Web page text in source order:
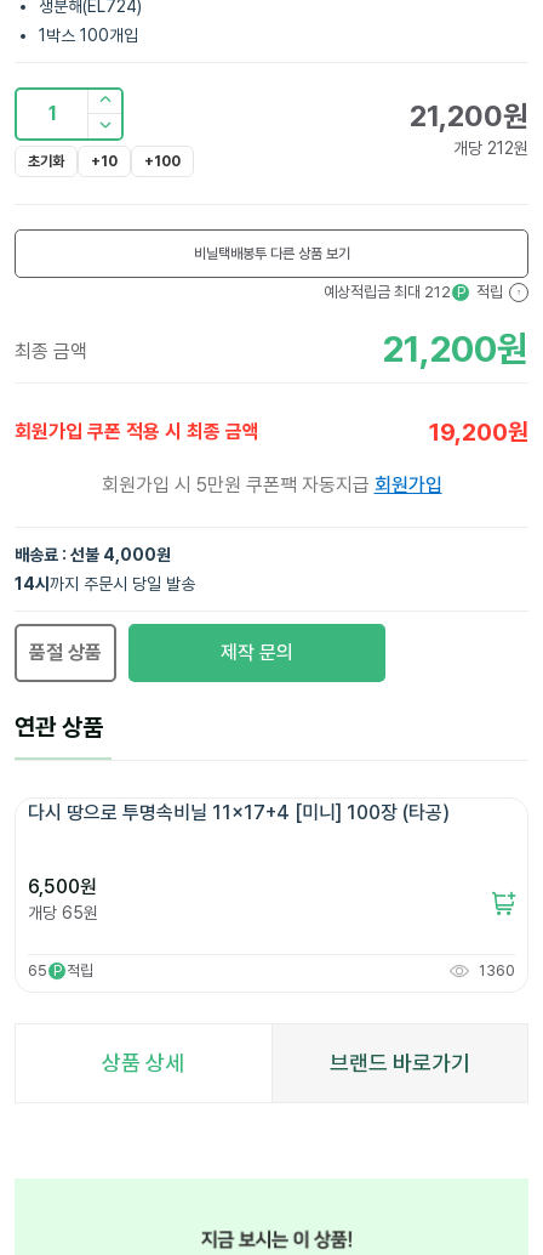
생분해(EL724)
1박스 100개입
1
초기화 +10 +100
21,200원
개당 212원
비닐택배봉투다른 상품 보기
예상적립금 최대 212 P 적립 ?
최종 금액 21,200원
회원가입 쿠폰 적용 시 최종 금액 19,200원
회원가입 시 5만원 쿠폰팩 자동지급 회원가입
배송료 : 선불 4,000원
14시 까지 주문시 당일 발송
품절 상품 제작 문의
연관 상품
다시 땅으로 투명속비닐 11x17+4 [미니] 100장 (타공)
6,500원
개당 65원
65 P 적립 1360
상품 상세 브랜드 바로가기